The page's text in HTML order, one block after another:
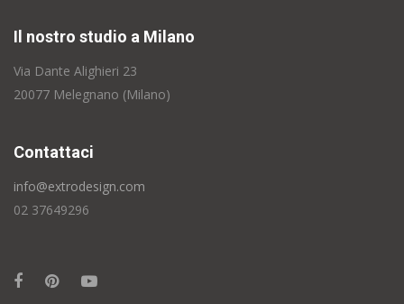
Il nostro studio a Milano
Via Dante Alighieri 23
20077 Melegnano (Milano)
Contattaci
info@extrodesign.com
02 37649296